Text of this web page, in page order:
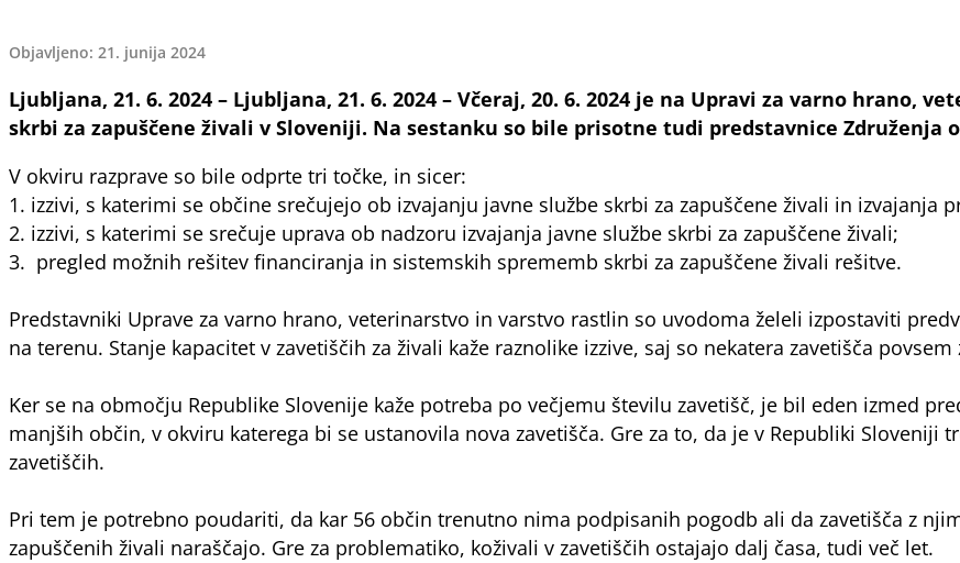
Objavljeno: 21. junija 2024
Ljubljana, 21. 6. 2024 – Ljubljana, 21. 6. 2024 – Včeraj, 20. 6. 2024 je na Upravi za varno
skrbi za zapuščene živali v Sloveniji. Na sestanku so bile prisotne tudi predstavnice Združenja
V okviru razprave so bile odprte tri točke, in sicer:
1. izzivi, s katerimi se občine srečujejo ob izvajanju javne službe skrbi za zapuščene živali in izvajanja
2. izzivi, s katerimi se srečuje uprava ob nadzoru izvajanja javne službe skrbi za zapuščene živali;
3. pregled možnih rešitev financiranja in sistemskih sprememb skrbi za zapuščene živali rešitve.
Predstavniki Uprave za varno hrano, veterinarstvo in varstvo rastlin so uvodoma želeli izpostaviti
na terenu. Stanje kapacitet v zavetiščih za živali kaže raznolike izzive, saj so nekatera zavetišča povsem
Ker se na območju Republike Slovenije kaže potreba po večjemu številu zavetišč, je bil eden izmed
manjših občin, v okviru katerega bi se ustanovila nova zavetišča. Gre za to, da je v Republiki Sloveniji
zavetiščih.
Pri tem je potrebno poudariti, da kar 56 občin trenutno nima podpisanih pogodb ali da zavetišča z
zapuščenih živali naraščajo. Gre za problematiko, koživali v zavetiščih ostajajo dalj časa, tudi več let.